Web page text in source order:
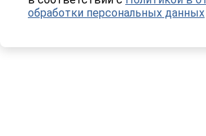
обработки персональных данных